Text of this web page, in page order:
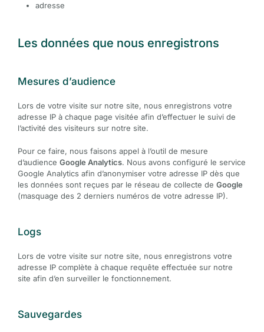
adresse
Les données que nous enregistrons
Mesures d’audience
Lors de votre visite sur notre site, nous enregistrons votre
adresse IP à chaque page visitée afin d’effectuer le suivi de
l’activité des visiteurs sur notre site.
Pour ce faire, nous faisons appel à l’outil de mesure
d’audience Google Analytics. Nous avons configuré le service
Google Analytics afin d’anonymiser votre adresse IP dès que
les données sont reçues par le réseau de collecte de Google
(masquage des 2 derniers numéros de votre adresse IP).
Logs
Lors de votre visite sur notre site, nous enregistrons votre
adresse IP complète à chaque requête effectuée sur notre
site afin d’en surveiller le fonctionnement.
Sauvegardes